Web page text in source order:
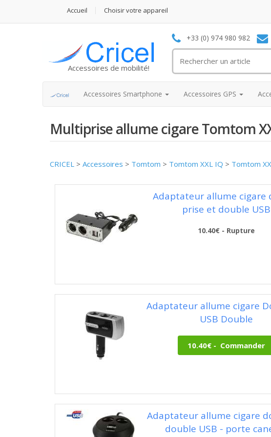
Accueil Choisir votre appareil
Accessoires de mobilité!
+33 (0) 974 980 982
Accessoires Smartphone Accessoires GPS
Multiprise allume cigare Tomtom
CRICEL > Accessoires > Tomtom > Tomtom XXL IQ > Tomtom
Adaptateur allume cigare
prise et double USB
10.40€ - Rupture
Adaptateur allume cigare
USB Double
Adaptateur allume cigare
double USB - porte